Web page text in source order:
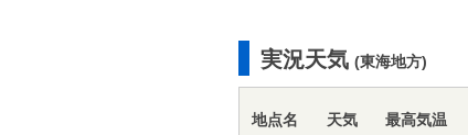
実況天気 (東海地方)
地点名 天気 最高気温